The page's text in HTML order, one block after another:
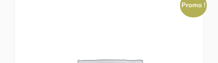
Promo !